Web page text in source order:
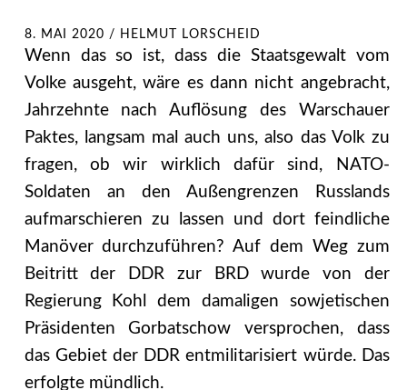
8. MAI 2020 / HELMUT LORSCHEID
Wenn das so ist, dass die Staatsgewalt vom
Volke ausgeht, wäre es dann nicht angebracht,
Jahrzehnte nach Auflösung des Warschauer
Paktes, langsam mal auch uns, also das Volk zu
fragen, ob wir wirklich dafür sind, NATO-
Soldaten an den Außengrenzen Russlands
aufmarschieren zu lassen und dort feindliche
Manöver durchzuführen? Auf dem Weg zum
Beitritt der DDR zur BRD wurde von der
Regierung Kohl dem damaligen sowjetischen
Präsidenten Gorbatschow versprochen, dass
das Gebiet der DDR entmilitarisiert würde. Das
erfolgte mündlich.